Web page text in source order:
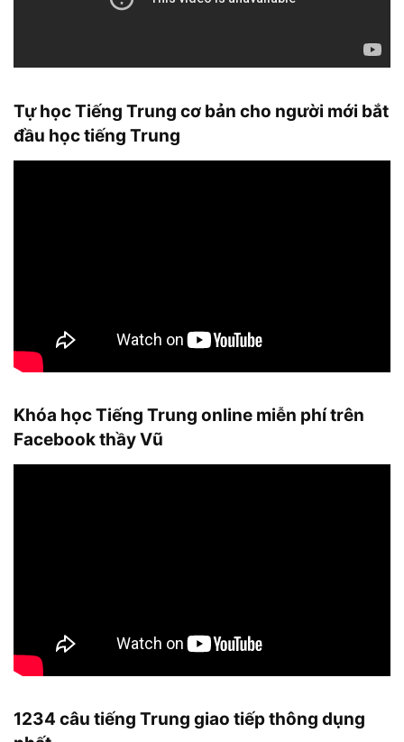
Tự học Tiếng Trung cơ bản cho người mới bắt
đầu học tiếng Trung
Khóa học Tiếng Trung online miễn phí trên
Facebook thầy Vũ
1234 câu tiếng Trung giao tiếp thông dụng